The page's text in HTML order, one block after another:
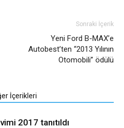
Sonraki İçerik
Yeni Ford B-MAX’e
Autobest’ten “2013 Yılının
Otomobili” ödülü
İçerikleri
2017 tanıtıldı